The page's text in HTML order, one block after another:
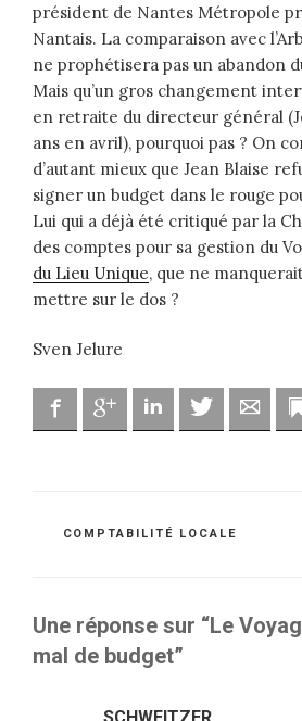
président de Nantes Métropole
Nantais. La comparaison avec
ne prophétisera pas un abandon
Mais qu’un gros changement
en retraite du directeur général
ans en avril), pourquoi pas ? On
d’autant mieux que Jean Blaise
signer un budget dans le rouge
Lui qui a déjà été critiqué par la
des comptes pour sa gestion du
du Lieu Unique, que ne
mettre sur le dos ?
Sven Jelure
FacebookGoogle Linkedin Twitter
CATÉGORIES
COMPTABILITÉ LOCALE
Une réponse sur “Le
mal de budget”
SCHWEITZER